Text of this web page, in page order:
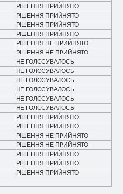
РІШЕННЯ ПРИЙНЯТО
РІШЕННЯ ПРИЙНЯТО
РІШЕННЯ ПРИЙНЯТО
РІШЕННЯ ПРИЙНЯТО
РІШЕННЯ НЕ ПРИЙНЯТО
РІШЕННЯ НЕ ПРИЙНЯТО
НЕ ГОЛОСУВАЛОСЬ
НЕ ГОЛОСУВАЛОСЬ
НЕ ГОЛОСУВАЛОСЬ
НЕ ГОЛОСУВАЛОСЬ
НЕ ГОЛОСУВАЛОСЬ
НЕ ГОЛОСУВАЛОСЬ
РІШЕННЯ ПРИЙНЯТО
РІШЕННЯ ПРИЙНЯТО
РІШЕННЯ НЕ ПРИЙНЯТО
РІШЕННЯ НЕ ПРИЙНЯТО
РІШЕННЯ ПРИЙНЯТО
РІШЕННЯ ПРИЙНЯТО
РІШЕННЯ ПРИЙНЯТО